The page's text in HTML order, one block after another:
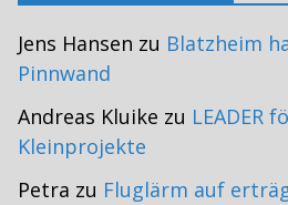
Jens Hansen zu Blatzheim
Pinnwand
Andreas Kluike zu LEADER
Kleinprojekte
Petra zu Fluglärm auf